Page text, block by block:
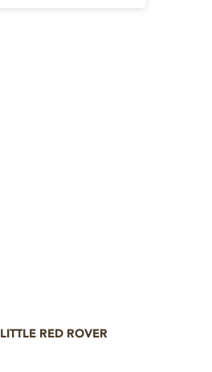
LITTLE RED ROVER